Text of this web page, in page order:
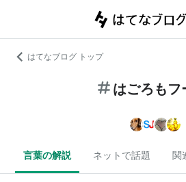
はてなブログ トップ
はごろもフ
言葉の解説 ネットで話題 関